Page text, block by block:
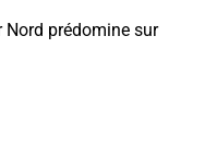
Nord prédomine sur